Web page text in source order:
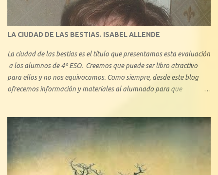
la atención, ya que en pequeños aspectos, no se aleja demasiado del
amor actual. En este blog describiremos brevemente algunos de los
LA CIUDAD DE LAS BESTIAS. ISABEL ALLENDE
La ciudad de las bestias es el título que presentamos esta evaluación
a los alumnos de 4º ESO. Creemos que puede ser libro atractivo
para ellos y no nos equivocamos. Como siempre, desde este blog
ofrecemos información y materiales al alumnado para que
espíritus , y Retrato en sepia - de la chilena Isabel Allende. Con La
ciudad de las bestias, se inicia una trilogía que pretende acercar su